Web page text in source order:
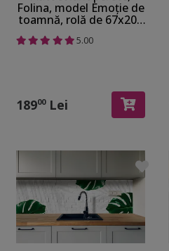
Folina, model Emoție de
toamnă, rolă de 67x200
5.00
18900Lei